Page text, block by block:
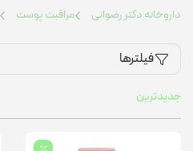
داروخانه دکتر رضوانی مراقبت پوست
فیلترها
جدیدترین